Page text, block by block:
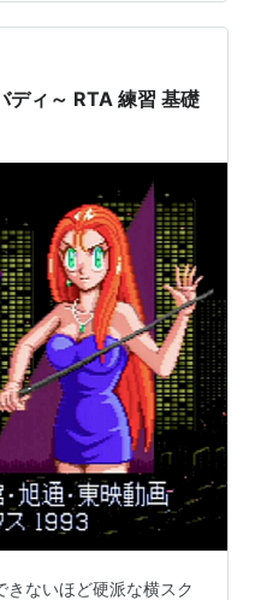
ディ～ RTA 練習 基礎
きないほど硬派な横スク